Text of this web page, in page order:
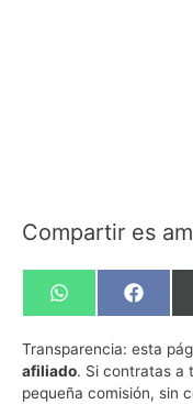
Compartir es
Compartir
en
WhatsApp
en
Transparencia: esta
afiliado. Si contratas a
pequeña comisión, sin